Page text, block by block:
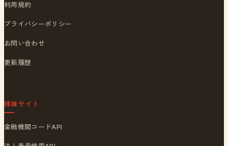
利用規約
プライバシーポリシー
お問い合わせ
更新履歴
姉妹サイト
金融機関コードAPI